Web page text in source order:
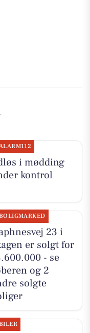
i mødding
kontrol
23 i
er solgt for
- se
og 2
solgte